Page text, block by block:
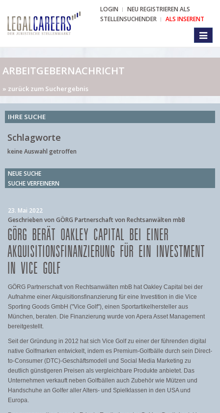
LOGIN
NEU REGISTRIEREN ALS
STELLENSUCHENDER
ALS INSERENT
ARBEITGEBERNACHRICHT
» zurück zum Suchergebnis
IHRE SUCHE
Schlagworte
keine Auswahl getroffen
NEUE SUCHE
SUCHE VERFEINERN
23. Mai 2022
Geschrieben von GÖRG Partnerschaft von Rechtsanwälten mbB
GÖRG BERÄT OAKLEY CAPITAL BEI EINER
AKQUISITIONSFINANZIERUNG FÜR EIN INVESTMENT
IN VICE GOLF
GÖRG Partnerschaft von Rechtsanwälten mbB hat Oakley Capital bei der
Aufnahme einer Akquisitionsfinanzierung für eine Investition in die Vice
Sporting Goods GmbH ("Vice Golf"), einen Sportartikelhersteller aus
München, beraten. Die Finanzierung wurde von Apera Asset Management
bereitgestellt.
Seit der Gründung in 2012 hat sich Vice Golf zu einer der führenden digital
native Golfmarken entwickelt, indem es Premium-Golfbälle durch sein Direct-
to-Consumer (DTC)-Geschäftsmodell und Social Media Marketing zu
deutlich günstigeren Preisen als vergleichbare Produkte anbietet. Das
Unternehmen verkauft neben Golfbällen auch Zubehör wie Mützen und
Handschuhe an Golfer aller Alters- und Spielklassen in den USA und
Europa.